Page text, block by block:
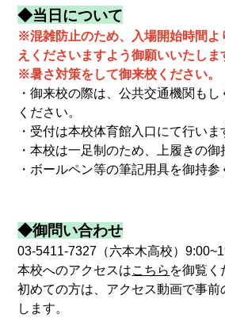
◆当日について
※混雑防止のため、入場開始時間よ
えくださいますよう御願いいたしま
※暑さ対策をして御来校ください。
・御来校の際は、公共交通機関も
ください。
・受付は本校体育館入口にて行いま
・本校は一足制のため、上履きの御
・ボールペン等の筆記用具を御持参
◆御問い合わせ
03-5411-7327（六本木高校）
本校へのアクセスはこちら を御覧く
初めての方は、アクセス動画で事前
します。